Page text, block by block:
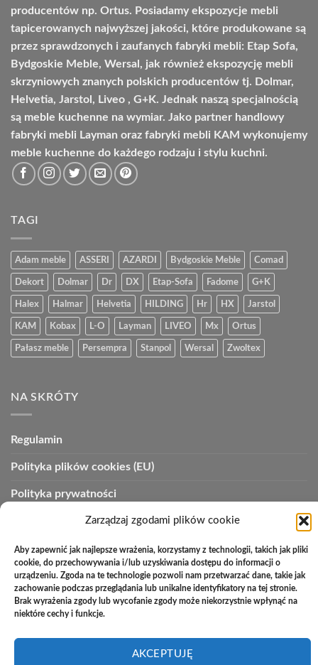
Zarządzaj zgodami plików cookie
Aby zapewnić jak najlepsze wrażenia, korzystamy z technologii, takich jak pliki
cookie, do przechowywania i/lub uzyskiwania dostępu do informacji o
urządzeniu. Zgoda na te technologie pozwoli nam przetwarzać dane, takie jak
zachowanie podczas przeglądania lub unikalne identyfikatory na tej stronie.
Brak wyrażenia zgody lub wycofanie zgody może niekorzystnie wpłynąć na
niektóre cechy i funkcje.
AKCEPTUJĘ
producentów np. Ortus. Posiadamy ekspozycje mebli
tapicerowanych najwyższej jakości, które produkowane są
przez sprawdzonych i zaufanych fabryki mebli: Etap Sofa,
Bydgoskie Meble, Wersal, jak również ekspozycję mebli
skrzyniowych znanych polskich producentów tj. Dolmar,
Helvetia, Jarstol, Liveo , G+K. Jednak naszą specjalnością
są meble kuchenne na wymiar. Jako partner handlowy
fabryki mebli Layman oraz fabryki mebli KAM wykonujemy
meble kuchenne do każdego rodzaju i stylu kuchni.
TAGI
Adam meble ASSERI AZARDI Bydgoskie Meble Comad
Dekort Dolmar Dr DX Etap-Sofa Fadome G+K
Halex Halmar Helvetia HILDING Hr HX Jarstol
KAM Kobax L-O Layman LIVEO Mx Ortus
Pałasz meble Persempra Stanpol Wersal Zwoltex
NA SKRÓTY
Regulamin
Polityka plików cookies (EU)
Polityka prywatności
Polityka zwrotów
Zakupy na raty
Kontakt
Copyright 2026 ©Studio Meblowe Asseri